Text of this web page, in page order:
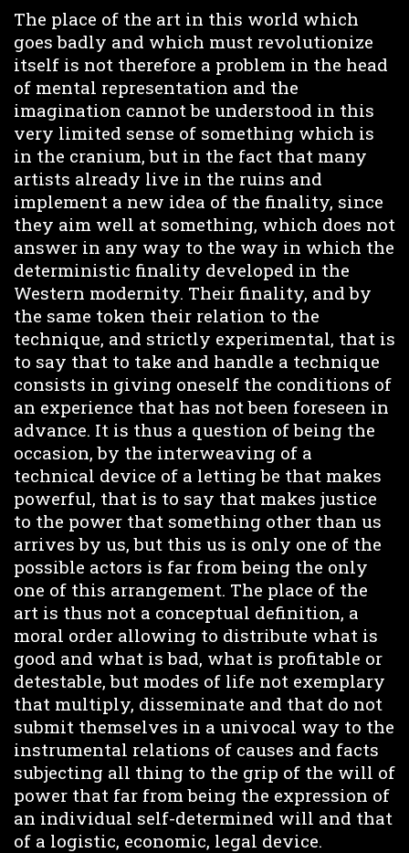
The place of the art in this world which
goes badly and which must revolutionize
itself is not therefore a problem in the head
of mental representation and the
imagination cannot be understood in this
very limited sense of something which is
in the cranium, but in the fact that many
artists already live in the ruins and
implement a new idea of the finality, since
they aim well at something, which does not
answer in any way to the way in which the
deterministic finality developed in the
Western modernity. Their finality, and by
the same token their relation to the
technique, and strictly experimental, that is
to say that to take and handle a technique
consists in giving oneself the conditions of
an experience that has not been foreseen in
advance. It is thus a question of being the
occasion, by the interweaving of a
technical device of a letting be that makes
powerful, that is to say that makes justice
to the power that something other than us
arrives by us, but this us is only one of the
possible actors is far from being the only
one of this arrangement. The place of the
art is thus not a conceptual definition, a
moral order allowing to distribute what is
good and what is bad, what is profitable or
detestable, but modes of life not exemplary
that multiply, disseminate and that do not
submit themselves in a univocal way to the
instrumental relations of causes and facts
subjecting all thing to the grip of the will of
power that far from being the expression of
an individual self-determined will and that
of a logistic, economic, legal device.